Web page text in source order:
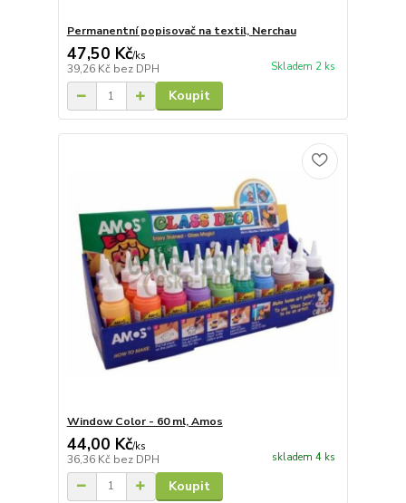
Permanentní popisovač na textil, Nerchau
47,50 Kč/ks
39,26 Kč bez DPH Skladem 2 ks
Koupit
Window Color - 60 ml, Amos
44,00 Kč/ks
36,36 Kč bez DPH skladem 4 ks
Koupit